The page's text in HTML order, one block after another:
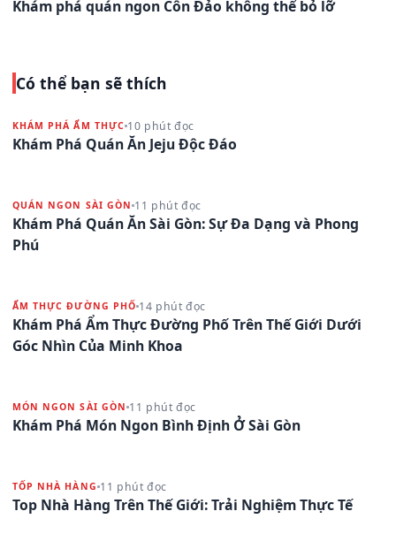
Khám phá quán ngon Côn Đảo không thể bỏ lỡ
Có thể bạn sẽ thích
KHÁM PHÁ ẨM THỰC 10 phút đọc
Khám Phá Quán Ăn Jeju Độc Đáo
QUÁN NGON SÀI GÒN 11 phút đọc
Khám Phá Quán Ăn Sài Gòn: Sự Đa Dạng và Phong
Phú
ẨM THỰC ĐƯỜNG PHỐ 14 phút đọc
Khám Phá Ẩm Thực Đường Phố Trên Thế Giới Dưới
Góc Nhìn Của Minh Khoa
MÓN NGON SÀI GÒN 11 phút đọc
Khám Phá Món Ngon Bình Định Ở Sài Gòn
TỐP NHÀ HÀNG 11 phút đọc
Top Nhà Hàng Trên Thế Giới: Trải Nghiệm Thực Tế